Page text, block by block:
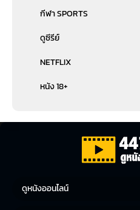
กีฬา SPORTS
ดูซีรีย์
NETFLIX
หนัง 18+
ดูหนังออนไลน์